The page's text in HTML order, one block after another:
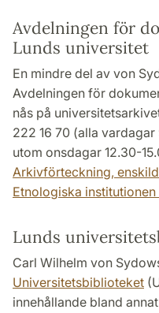
Avdelningen för
Lunds universitet
En mindre del av von
Avdelningen för
nås på
222 16 70 (alla
utom onsdagar 12.30-
Arkivförteckning,
Etnologiska
Lunds
Carl Wilhelm von
Universitetsbiblioteket
innehållande bland